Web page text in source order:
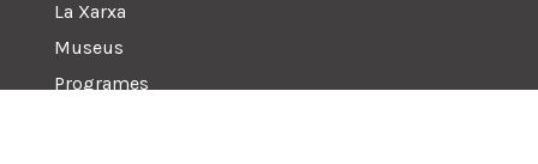
La Xarxa
Museus
Programes